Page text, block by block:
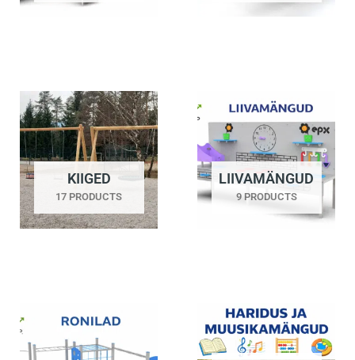
KIIGED
17 PRODUCTS
LIIVAMÄNGUD
9 PRODUCTS